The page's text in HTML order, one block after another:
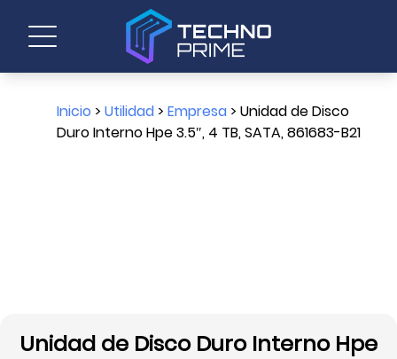
Inicio > Utilidad> Empresa> Unidad de Disco
Duro Interno Hpe 3.5″, 4 TB, SATA, 861683-B21
Unidad de Disco Duro Interno Hpe